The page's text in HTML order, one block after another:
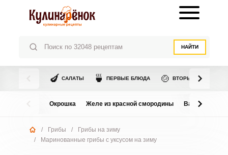
НАЙТИ
🍆 САЛАТЫ 🍵 ПЕРВЫЕ БЛЮДА 🍲 ВТОРЫЕ БЛЮДА
Окрошка Желе из красной смородины Варенье из
/ Грибы /
Грибы на зиму
/
Маринованные грибы с уксусом на зиму